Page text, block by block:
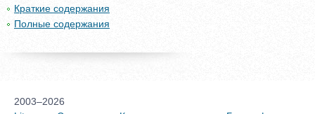
Краткие содержания
Полные содержания
2003–2026